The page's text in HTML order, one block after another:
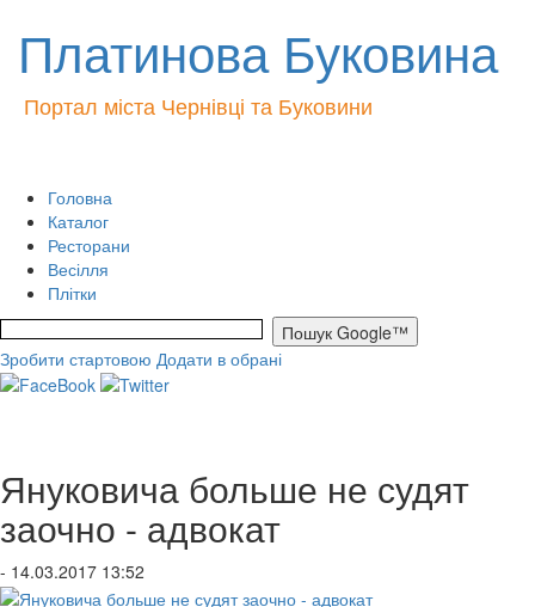
Платинова Буковина
Портал міста Чернівці та Буковини
Головна
Каталог
Ресторани
Весілля
Плітки
Зробити стартовою Додати в обрані
Януковича больше не судят
заочно - адвокат
- 14.03.2017 13:52